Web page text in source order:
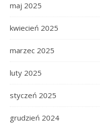
maj 2025
kwiecień 2025
marzec 2025
luty 2025
styczeń 2025
grudzień 2024